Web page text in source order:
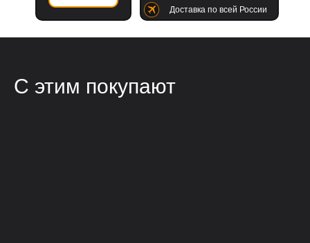
Доставка по всей России
С этим покупают